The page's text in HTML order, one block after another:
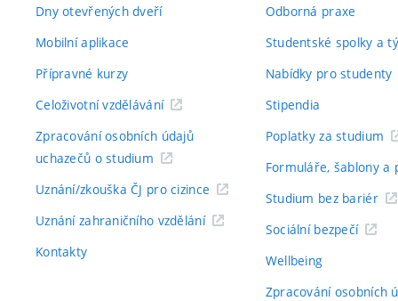
Dny otevřených dveří
Mobilní aplikace
Přípravné kurzy
Celoživotní vzdělávání
Zpracování osobních údajů
uchazečů o studium
Uznání/zkouška ČJ pro cizince
Uznání zahraničního vzdělání
Kontakty
Odborná praxe
Studentské spolky a
Nabídky pro studenty
Stipendia
Poplatky za studium
Formuláře, šablony a
Studium bez bariér
Sociální bezpečí
Wellbeing
Zpracování osobních